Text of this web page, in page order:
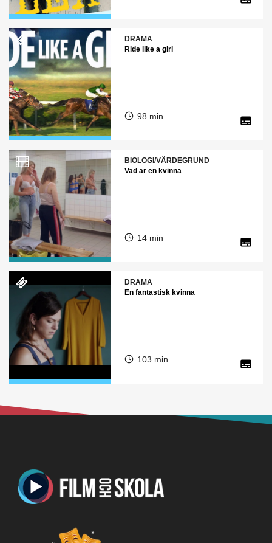
DRAMA
Ride like a girl
98 min
BIOLOGI/VÄRDEGRUND
Vad är en kvinna
14 min
DRAMA
En fantastisk kvinna
103 min